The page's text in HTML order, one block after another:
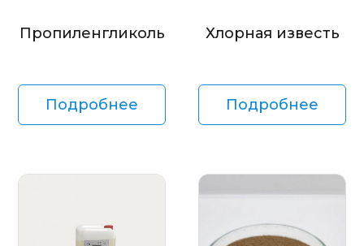
Пропиленгликоль
Подробнее
Хлорная известь
Подробнее